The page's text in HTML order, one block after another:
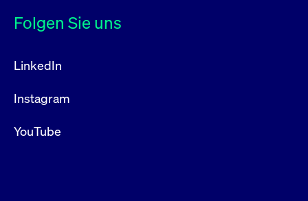
Folgen Sie uns
LinkedIn
Instagram
YouTube